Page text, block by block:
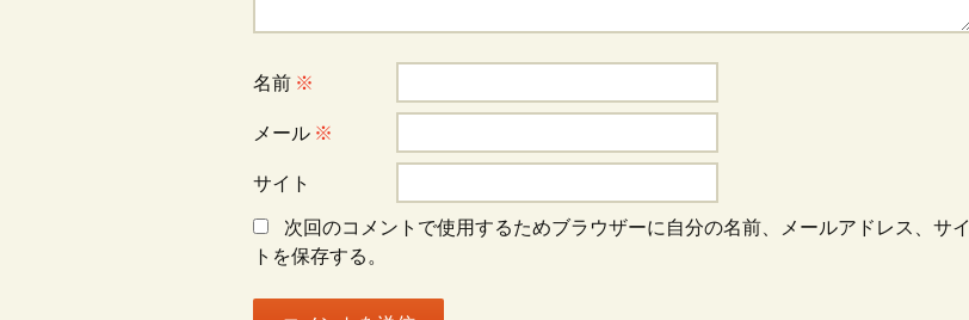
名前 ※
メール ※
サイト
次回のコメントで使用するためブラウザーに自分の名前、メールアドレス、サイ
トを保存する。